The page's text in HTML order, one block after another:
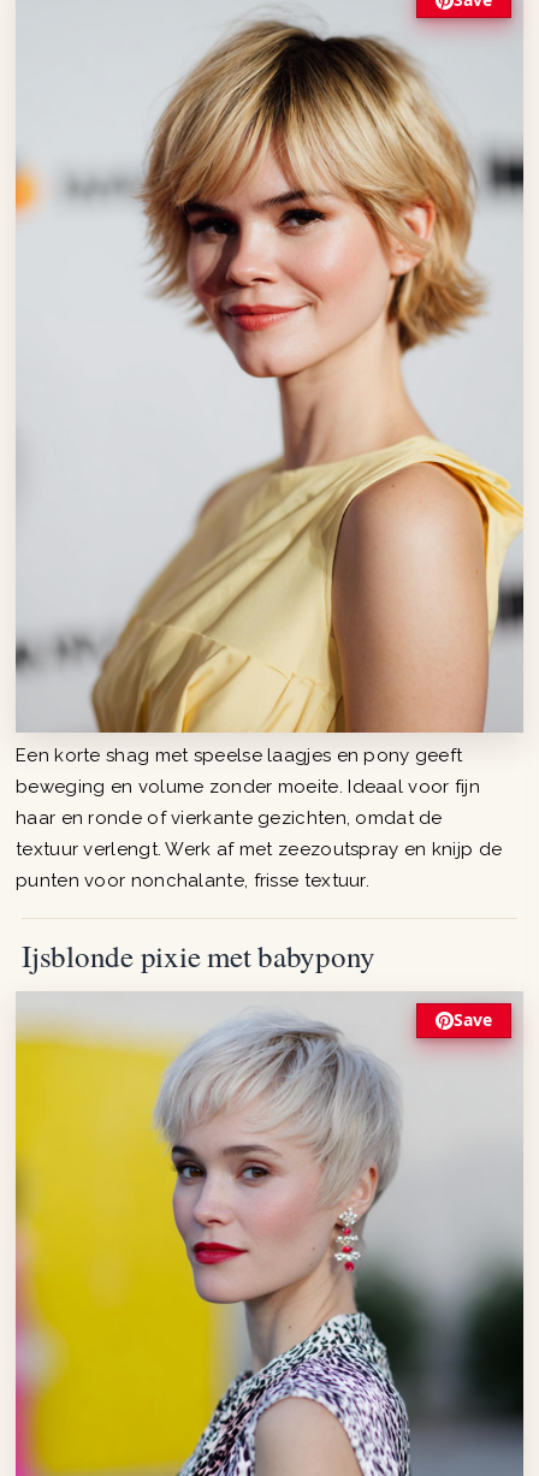
Een korte shag met speelse laagjes en pony geeft
beweging en volume zonder moeite. Ideaal voor fijn
haar en ronde of vierkante gezichten, omdat de
textuur verlengt. Werk af met zeezoutspray en knijp de
punten voor nonchalante, frisse textuur.
Ijsblonde pixie met babypony
Save